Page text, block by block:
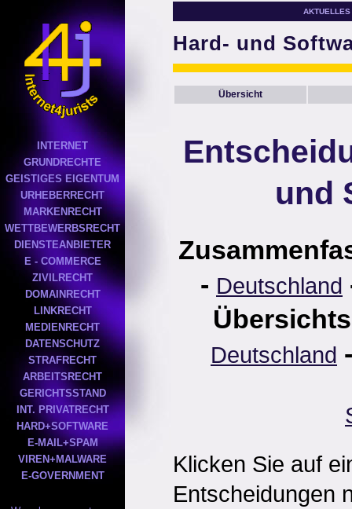
INTERNET
GRUNDRECHTE
GEISTIGES EIGENTUM
URHEBERRECHT
MARKENRECHT
WETTBEWERBSRECHT
DIENSTEANBIETER
E - COMMERCE
ZIVILRECHT
DOMAINRECHT
LINKRECHT
MEDIENRECHT
DATENSCHUTZ
STRAFRECHT
ARBEITSRECHT
GERICHTSSTAND
INT. PRIVATRECHT
HARD+SOFTWARE
E-MAIL+SPAM
VIREN+MALWARE
E-GOVERNMENT
AKTUELLES
Hard- und
Übersicht
und
- Deutschland
Deutschland
Klicken Sie auf
Entscheidungen